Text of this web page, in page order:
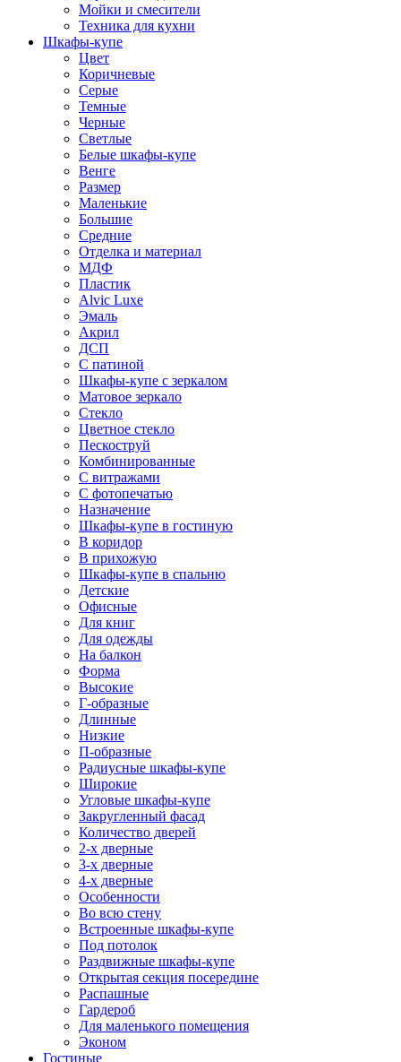
Мойки и смесители
Техника для кухни
Шкафы-купе
Цвет
Коричневые
Серые
Темные
Черные
Светлые
Белые шкафы-купе
Венге
Размер
Маленькие
Большие
Средние
Отделка и материал
МДФ
Пластик
Alvic Luxe
Эмаль
Акрил
ДСП
С патиной
Шкафы-купе с зеркалом
Матовое зеркало
Стекло
Цветное стекло
Пескоструй
Комбинированные
С витражами
С фотопечатью
Назначение
Шкафы-купе в гостиную
В коридор
В прихожую
Шкафы-купе в спальню
Детские
Офисные
Для книг
Для одежды
На балкон
Форма
Высокие
Г-образные
Длинные
Низкие
П-образные
Радиусные шкафы-купе
Широкие
Угловые шкафы-купе
Закругленный фасад
Количество дверей
2-х дверные
3-х дверные
4-х дверные
Особенности
Во всю стену
Встроенные шкафы-купе
Под потолок
Раздвижные шкафы-купе
Открытая секция посередине
Распашные
Гардероб
Для маленького помещения
Эконом
Гостиные